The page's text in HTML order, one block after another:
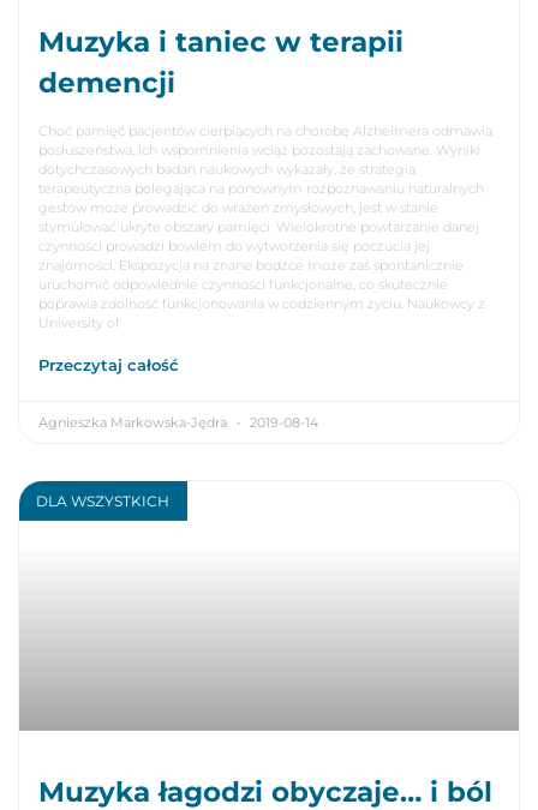
Muzyka i taniec w terapii
demencji
Choć pamięć pacjentów cierpiących na chorobę Alzheimera odmawia
posłuszeństwa, ich wspomnienia wciąż pozostają zachowane. Wyniki
dotychczasowych badań naukowych wykazały, że strategia
terapeutyczna polegająca na ponownym rozpoznawaniu naturalnych
gestów może prowadzić do wrażeń zmysłowych, jest w stanie
stymulować ukryte obszary pamięci. Wielokrotne powtarzanie danej
czynności prowadzi bowiem do wytworzenia się poczucia jej
znajomości. Ekspozycja na znane bodźce może zaś spontanicznie
uruchomić odpowiednie czynności funkcjonalne, co skutecznie
poprawia zdolność funkcjonowania w codziennym życiu. Naukowcy z
University of
Przeczytaj całość
Agnieszka Markowska-Jędra 2019-08-14
DLA WSZYSTKICH
Muzyka łagodzi obyczaje… i ból